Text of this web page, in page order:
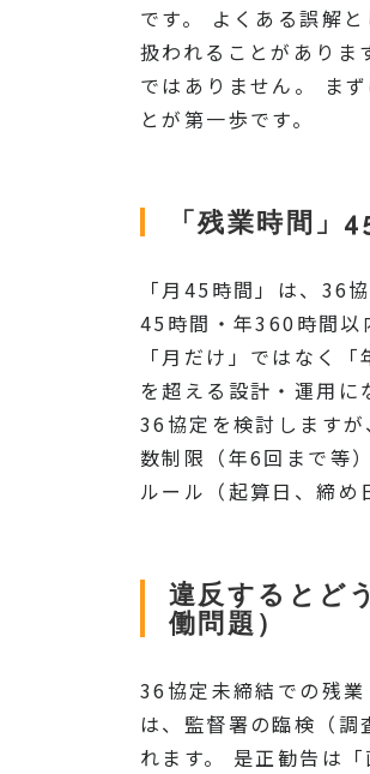
です。 よくある誤解
扱われることがありま
ではありません。 ま
とが第一歩です。
「残業時間」
「月45時間」は、36
45時間・年360時間以
「月だけ」ではなく
を超える設計・運用
36協定を検討します
数制限（年6回まで等
ルール（起算日、締め
違反するとど
働問題）
36協定未締結での残
は、監督署の臨検（
れます。 是正勧告は